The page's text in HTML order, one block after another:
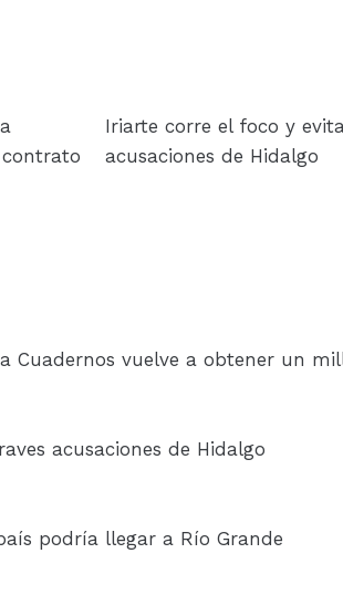
Iriarte corre el foco y
acusaciones de Hidalgo
Cuadernos vuelve a obtener un
acusaciones de Hidalgo
podría llegar a Río Grande